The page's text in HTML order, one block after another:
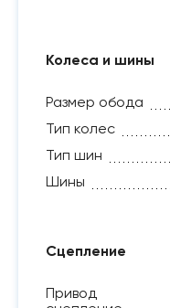
Колеса и шины
Размер обода
Тип колес
Тип шин
Шины
Сцепление
Привод